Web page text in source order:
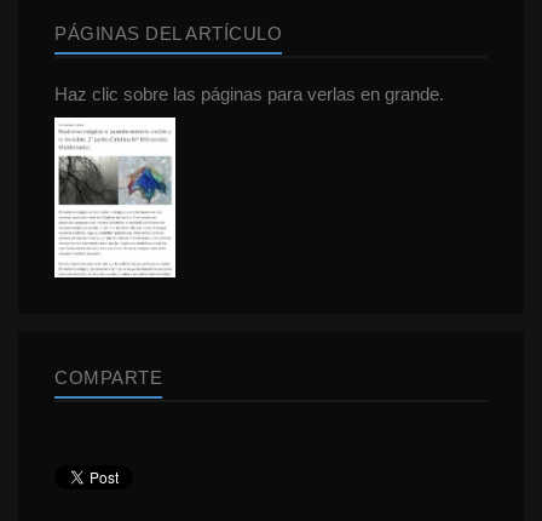
PÁGINAS DEL ARTÍCULO
Haz clic sobre las páginas para verlas en grande.
COMPARTE